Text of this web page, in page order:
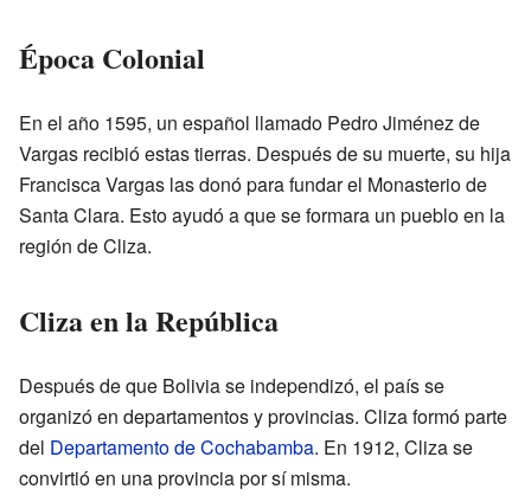
Época Colonial
En el año 1595, un español llamado Pedro Jiménez de
Vargas recibió estas tierras. Después de su muerte, su hija
Francisca Vargas las donó para fundar el Monasterio de
Santa Clara. Esto ayudó a que se formara un pueblo en la
región de Cliza.
Cliza en la República
Después de que Bolivia se independizó, el país se
organizó en departamentos y provincias. Cliza formó parte
del Departamento de Cochabamba. En 1912, Cliza se
convirtió en una provincia por sí misma.